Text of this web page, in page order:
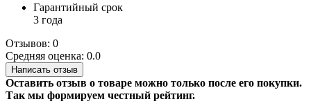
Гарантийный срок
3 года
Отзывов: 0
Средняя оценка: 0.0
Написать отзыв
Оставить отзыв о товаре можно только после его покупки.
Так мы формируем честный рейтинг.